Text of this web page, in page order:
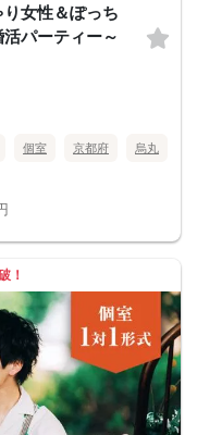
り女性＆ぽっち
パーティー～
個室 京都府 烏丸
！